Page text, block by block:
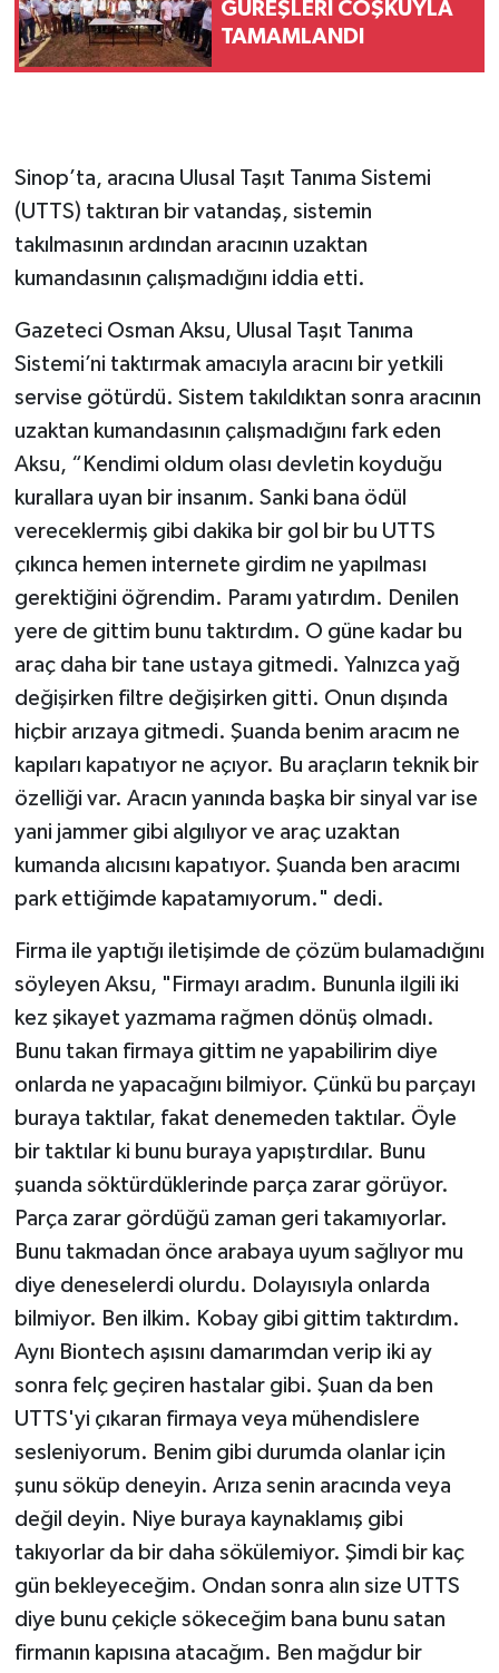
GÜREŞLERİ COŞKUYLA
TAMAMLANDI
Sinop’ta, aracına Ulusal Taşıt Tanıma Sistemi
(UTTS) taktıran bir vatandaş, sistemin
takılmasının ardından aracının uzaktan
kumandasının çalışmadığını iddia etti.
Gazeteci Osman Aksu, Ulusal Taşıt Tanıma
Sistemi’ni taktırmak amacıyla aracını bir yetkili
servise götürdü. Sistem takıldıktan sonra aracının
uzaktan kumandasının çalışmadığını fark eden
Aksu, “Kendimi oldum olası devletin koyduğu
kurallara uyan bir insanım. Sanki bana ödül
vereceklermiş gibi dakika bir gol bir bu UTTS
çıkınca hemen internete girdim ne yapılması
gerektiğini öğrendim. Paramı yatırdım. Denilen
yere de gittim bunu taktırdım. O güne kadar bu
araç daha bir tane ustaya gitmedi. Yalnızca yağ
değişirken filtre değişirken gitti. Onun dışında
hiçbir arızaya gitmedi. Şuanda benim aracım ne
kapıları kapatıyor ne açıyor. Bu araçların teknik bir
özelliği var. Aracın yanında başka bir sinyal var ise
yani jammer gibi algılıyor ve araç uzaktan
kumanda alıcısını kapatıyor. Şuanda ben aracımı
park ettiğimde kapatamıyorum." dedi.
Firma ile yaptığı iletişimde de çözüm bulamadığını
söyleyen Aksu, "Firmayı aradım. Bununla ilgili iki
kez şikayet yazmama rağmen dönüş olmadı.
Bunu takan firmaya gittim ne yapabilirim diye
onlarda ne yapacağını bilmiyor. Çünkü bu parçayı
buraya taktılar, fakat denemeden taktılar. Öyle
bir taktılar ki bunu buraya yapıştırdılar. Bunu
şuanda söktürdüklerinde parça zarar görüyor.
Parça zarar gördüğü zaman geri takamıyorlar.
Bunu takmadan önce arabaya uyum sağlıyor mu
diye deneselerdi olurdu. Dolayısıyla onlarda
bilmiyor. Ben ilkim. Kobay gibi gittim taktırdım.
Aynı Biontech aşısını damarımdan verip iki ay
sonra felç geçiren hastalar gibi. Şuan da ben
UTTS'yi çıkaran firmaya veya mühendislere
sesleniyorum. Benim gibi durumda olanlar için
şunu söküp deneyin. Arıza senin aracında veya
değil deyin. Niye buraya kaynaklamış gibi
takıyorlar da bir daha sökülemiyor. Şimdi bir kaç
gün bekleyeceğim. Ondan sonra alın size UTTS
diye bunu çekiçle sökeceğim bana bunu satan
firmanın kapısına atacağım. Ben mağdur bir